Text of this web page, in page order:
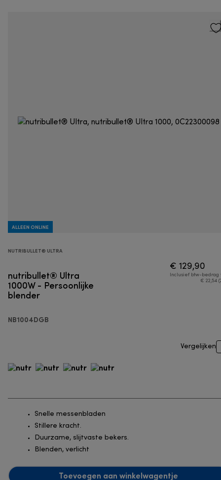
ALLEEN ONLINE
NUTRIBULLET® ULTRA
nutribullet® Ultra
1000W - Persoonlijke
blender
NB1004DGB
€ 129,90
Inclusief btw-bedrag
€ 22,54
Vergelijken
Snelle messenbladen
Stillere kracht.
Duurzame, slijtvaste bekers.
Blenden, verlicht
Toevoegen aan winkelwagentje